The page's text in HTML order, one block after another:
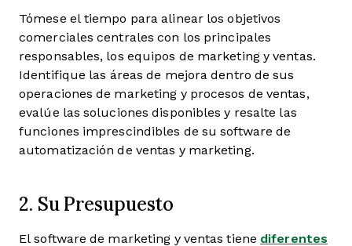
Tómese el tiempo para alinear los objetivos
comerciales centrales con los principales
responsables, los equipos de marketing y ventas.
Identifique las áreas de mejora dentro de sus
operaciones de marketing y procesos de ventas,
evalúe las soluciones disponibles y resalte las
funciones imprescindibles de su software de
automatización de ventas y marketing.
2. Su Presupuesto
El software de marketing y ventas tiene diferentes